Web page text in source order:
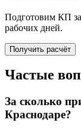
Подготовим КП
рабочих дней.
Получить расчёт
Частые
За сколько
Краснодаре?